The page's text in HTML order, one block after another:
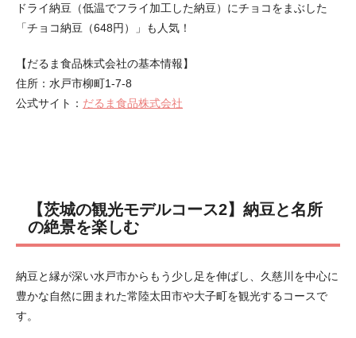
ドライ納豆（低温でフライ加工した納豆）にチョコをまぶした
「チョコ納豆（648円）」も人気！
【だるま食品株式会社の基本情報】
住所：水戸市柳町1-7-8
公式サイト： だるま食品株式会社
【茨城の観光モデルコース2】納豆と名所
の絶景を楽しむ
納豆と縁が深い水戸市からもう少し足を伸ばし、久慈川を中心に
豊かな自然に囲まれた常陸太田市や大子町を観光するコースで
す。